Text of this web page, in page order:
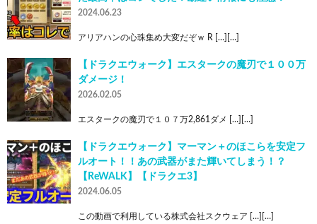
2024.06.23
アリアハンの心珠集め大変だぞｗ R […][…]
【ドラクエウォーク】エスタークの魔刃で１００万
ダメージ！
2026.02.05
エスタークの魔刃で１０７万2,861ダメ […][…]
【ドラクエウォーク】マーマン＋のほこらを安定フ
ルオート！！あの武器がまた輝いてしまう！？
【ReWALK】【ドラクエ3】
2024.06.05
この動画で利用している株式会社スクウェア […][…]